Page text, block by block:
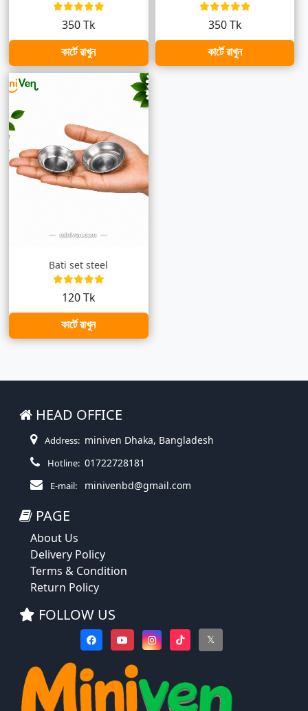
350 Tk
কার্টে রাখুন
350 Tk
কার্টে রাখুন
Bati set steel
120 Tk
কার্টে রাখুন
HEAD OFFICE
Address: miniven Dhaka, Bangladesh
Hotline: 01722728181
E-mail: minivenbd@gmail.com
PAGE
About Us
Delivery Policy
Terms & Condition
Return Policy
FOLLOW US
𝕏